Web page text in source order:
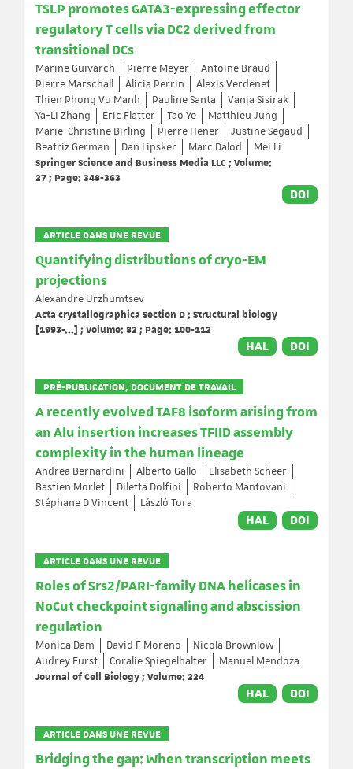
TSLP promotes GATA3-expressing effector
regulatory T cells via DC2 derived from
transitional DCs
Marine Guivarch Pierre Meyer
Antoine Braud
Pierre Marschall
Alicia Perrin
Alexis Verdenet
Thien Phong Vu Manh
Pauline Santa
Vanja Sisirak
Ya-Li Zhang
Eric Flatter Tao Ye
Matthieu Jung
Marie-Christine Birling
Pierre Hener
Justine Segaud
Beatriz German
Dan Lipsker Marc Dalod
Mei Li
Springer Science and Business Media LLC ; Volume:
27 ; Page: 348-363
DOI
ARTICLE DANS UNE REVUE
Quantifying distributions of cryo-EM
projections
Alexandre Urzhumtsev
Acta crystallographica Section D : Structural biology
[1993-...] ; Volume: 82 ; Page: 100-112
HAL DOI
PRÉ-PUBLICATION, DOCUMENT DE TRAVAIL
A recently evolved TAF8 isoform arising from
an Alu insertion increases TFIID assembly
complexity in the human lineage
Andrea Bernardini Alberto Gallo
Elisabeth Scheer
Bastien Morlet
Diletta Dolfini
Roberto Mantovani
Stéphane D Vincent
László Tora
HAL DOI
ARTICLE DANS UNE REVUE
Roles of Srs2/PARI-family DNA helicases in
NoCut checkpoint signaling and abscission
regulation
Monica Dam David F Moreno
Nicola Brownlow
Audrey Furst
Coralie Spiegelhalter
Manuel Mendoza
Journal of Cell Biology ; Volume: 224
HAL DOI
ARTICLE DANS UNE REVUE
Bridging the gap: When transcription meets